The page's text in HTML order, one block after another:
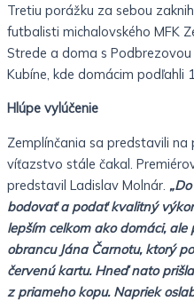
Tretiu porážku za sebou
futbalisti michalovského MFK
Strede a doma s
Kubíne, kde domácim podľahli
Hlúpe vylúčenie
Zemplínčania sa predstavili
víťazstvo stále čakal.
predstavil Ladislav Molnár.
bodovať a podať kvalitný
lepším celkom ako domáci,
obrancu Jána Čarnotu, ktorý
červenú kartu. Hneď nato
z priameho kopu. Napriek